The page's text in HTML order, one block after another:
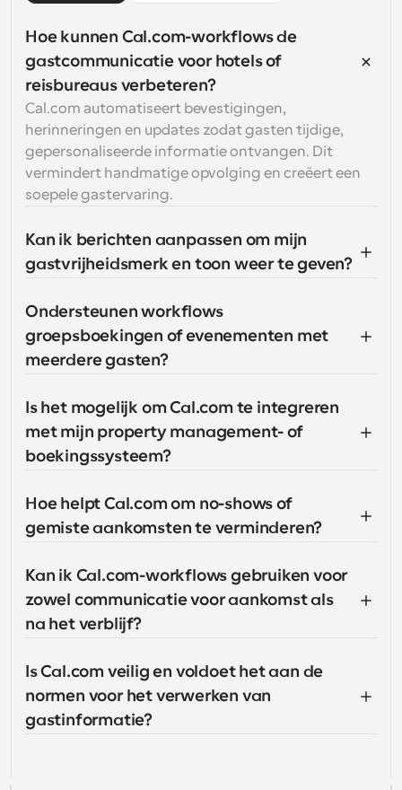
Hoe kunnen Cal.com-workflows de
gastcommunicatie voor hotels of
reisbureaus verbeteren?
Cal.com automatiseert bevestigingen,
herinneringen en updates zodat gasten tijdige,
gepersonaliseerde informatie ontvangen. Dit
vermindert handmatige opvolging en creëert een
soepele gastervaring.
Kan ik berichten aanpassen om mijn
gastvrijheidsmerk en toon weer te geven?
Ondersteunen workflows
groepsboekingen of evenementen met
meerdere gasten?
Is het mogelijk om Cal.com te integreren
met mijn property management- of
boekingssysteem?
Hoe helpt Cal.com om no-shows of
gemiste aankomsten te verminderen?
Kan ik Cal.com-workflows gebruiken voor
zowel communicatie voor aankomst als
na het verblijf?
Is Cal.com veilig en voldoet het aan de
normen voor het verwerken van
gastinformatie?